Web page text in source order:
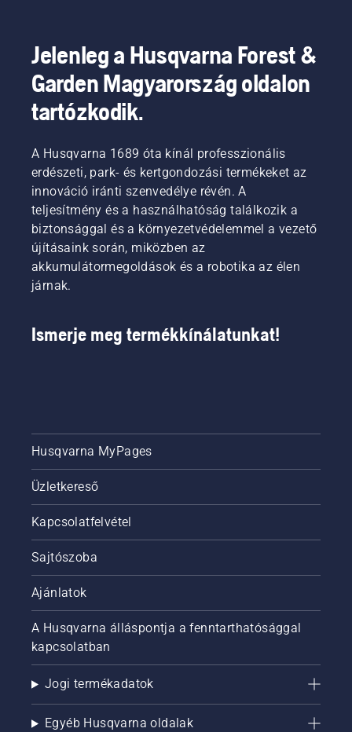
feszítő
rugó
eltörhet,
és
komoly
kézikönyvet,
mielőtt
le- vagy
felszerelné
a fülkét.
Jelenleg a Husqvarna Forest &
Garden Magyarország oldalon
tartózkodik.
A Husqvarna 1689 óta kínál professzionális
erdészeti, park- és kertgondozási termékeket az
innováció iránti szenvedélye révén. A
teljesítmény és a használhatóság találkozik a
biztonsággal és a környezetvédelemmel a vezető
újításaink során, miközben az
akkumulátormegoldások és a robotika az élen
járnak.
Ismerje meg termékkínálatunkat!
Husqvarna MyPages
Üzletkereső
Kapcsolatfelvétel
Sajtószoba
Ajánlatok
A Husqvarna álláspontja a fenntarthatósággal
kapcsolatban
Jogi termékadatok
Egyéb Husqvarna oldalak